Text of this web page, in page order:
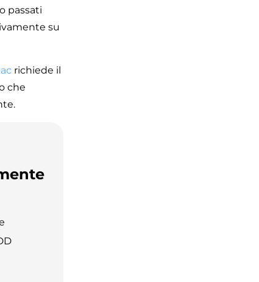
passati
su
richiede il
che